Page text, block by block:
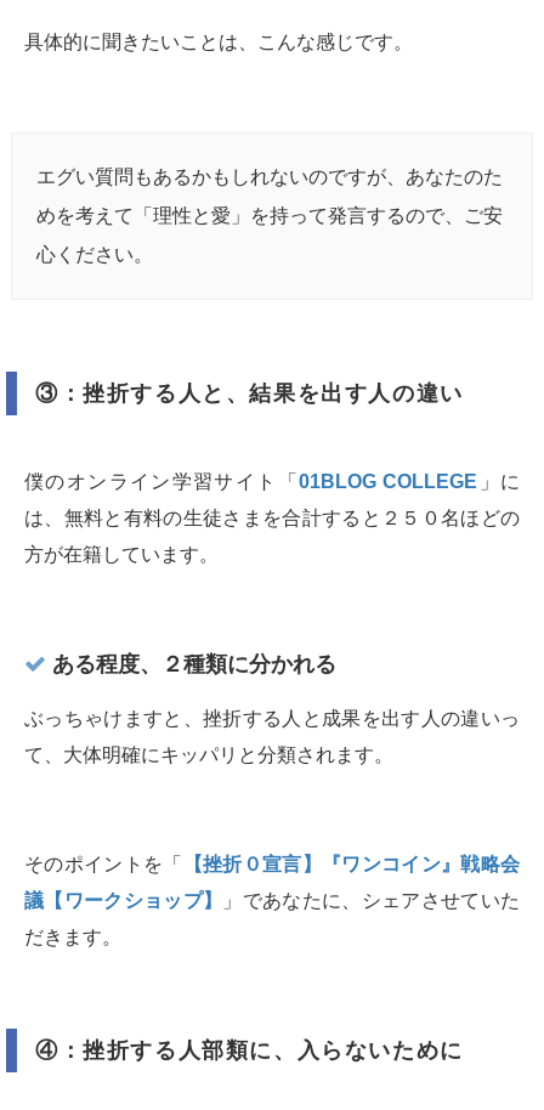
具体的に聞きたいことは、こんな感じです。
エグい質問もあるかもしれないのですが、あなたのた
めを考えて「理性と愛」を持って発言するので、ご安
心ください。
③：挫折する人と、結果を出す人の違い
僕のオンライン学習サイト「 01BLOG COLLEGE 」に
は、無料と有料の生徒さまを合計すると２５０名ほどの
方が在籍しています。
ある程度、２種類に分かれる
ぶっちゃけますと、挫折する人と成果を出す人の違いっ
て、大体明確にキッパリと分類されます。
そのポイントを「
【挫折０宣言】『ワンコイン』戦略会
議【ワークショップ】
」であなたに、シェアさせていた
だきます。
④：挫折する人部類に、入らないために